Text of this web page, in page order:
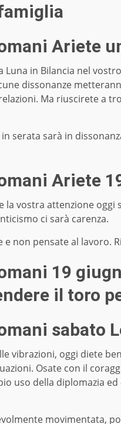
Ariete
Luna in Bilancia nel
dissonanze
Ma riuscirete a
serata sarà in
Ariete
la vostra attenzione
ci sarà carenza.
e non pensate al lavoro.
19
il toro
sabato
vibrazioni, oggi diete
Osate con il
uso della diplomazia
movimentata,